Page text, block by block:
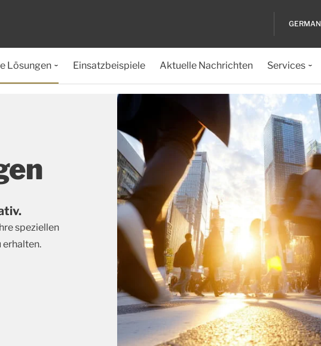
GERMAN
Lösungen Einsatzbeispiele Aktuelle Nachrichten Services
speziellen
erhalten.